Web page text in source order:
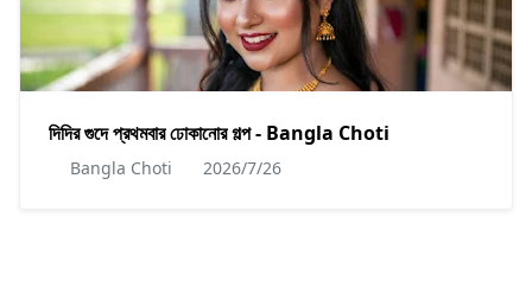
দিদির গুদে প্রথমবার ঢোকানোর গল্প - Bangla Choti
Bangla Choti 2026/7/26